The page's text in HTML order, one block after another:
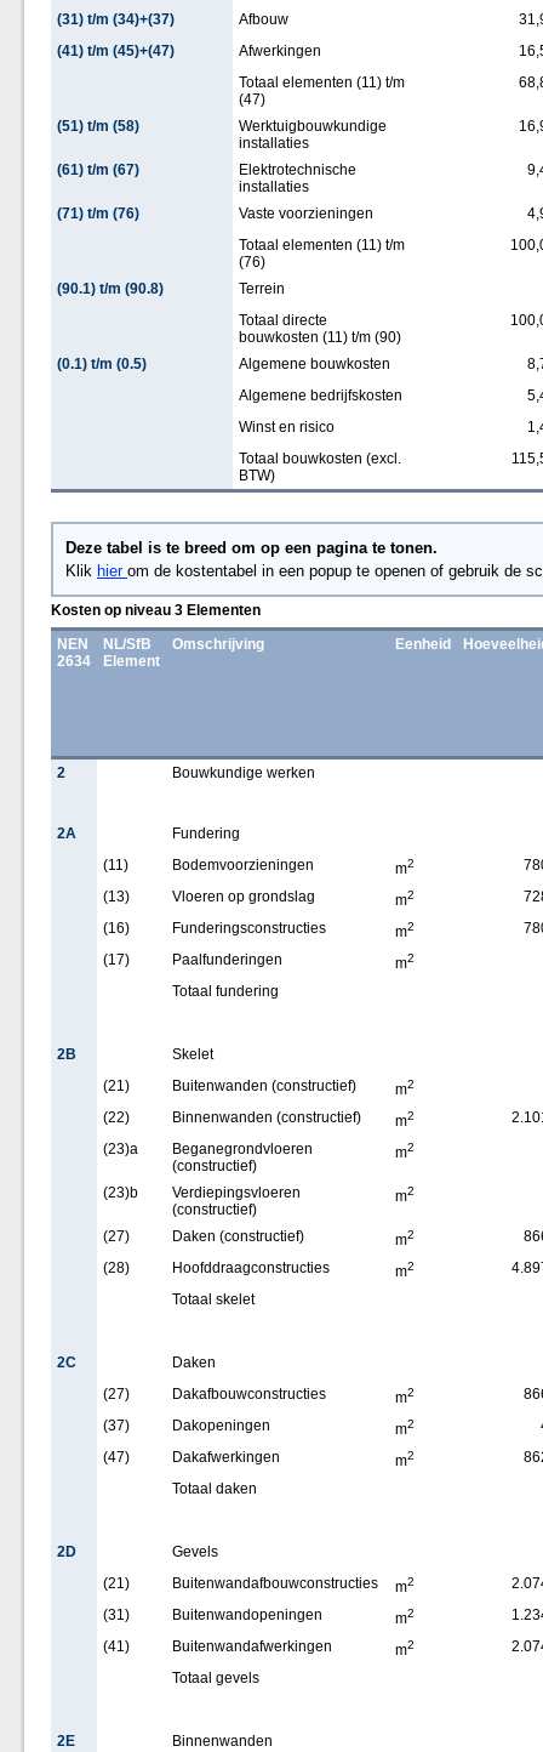
(31) t/m (34)+(37) Afbouw
(41) t/m (45)+(47)
Afwerkingen
Totaal elementen (11) t/m
(47)
(51) t/m (58)
Werktuigbouwkundige
installaties
(61) t/m (67)
Elektrotechnische
installaties
(71) t/m (76) Vaste voorzieningen
Totaal elementen (11) t/m
(76)
(90.1) t/m (90.8)
Terrein
Totaal directe
bouwkosten (11) t/m (90)
(0.1) t/m (0.5) Algemene bouwkosten
Algemene bedrijfskosten
Winst en risico
Totaal bouwkosten (excl.
BTW)
Deze tabel is te breed om op een pagina te tonen.
Klik hier om de kostentabel in een popup te openen of gebruik de
Kosten op niveau 3 Elementen
NEN
2634
NL/SfB
Element
Omschrijving Eenheid
2 Bouwkundige werken
2A
Fundering
(11)
Bodemvoorzieningen m2
(13)
Vloeren op grondslag m2
(16)
Funderingsconstructies m2
(17)
Paalfunderingen m2
Totaal fundering
2B
Skelet
(21)
Buitenwanden (constructief) m2
(22) Binnenwanden (constructief) m2
(23)a
Beganegrondvloeren
(constructief)
m2
(23)b
Verdiepingsvloeren
(constructief)
m2
(27) Daken (constructief) m2
(28)
Hoofddraagconstructies m2
Totaal skelet
2C
Daken
(27)
Dakafbouwconstructies m2
(37)
Dakopeningen m2
(47)
Dakafwerkingen m2
Totaal daken
2D
Gevels
(21)
Buitenwandafbouwconstructies m2
(31)
Buitenwandopeningen m2
(41)
Buitenwandafwerkingen m2
Totaal gevels
2E
Binnenwanden